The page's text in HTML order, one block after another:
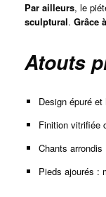
Par ailleurs, le
sculptural. Grâce
Atouts
Design épuré
Finition vitrifiée
Chants
Pieds ajourés :